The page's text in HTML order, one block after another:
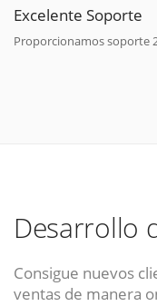
Excelente Soporte
Proporcionamos soporte
Desarrollo
Consigue nuevos
ventas de manera